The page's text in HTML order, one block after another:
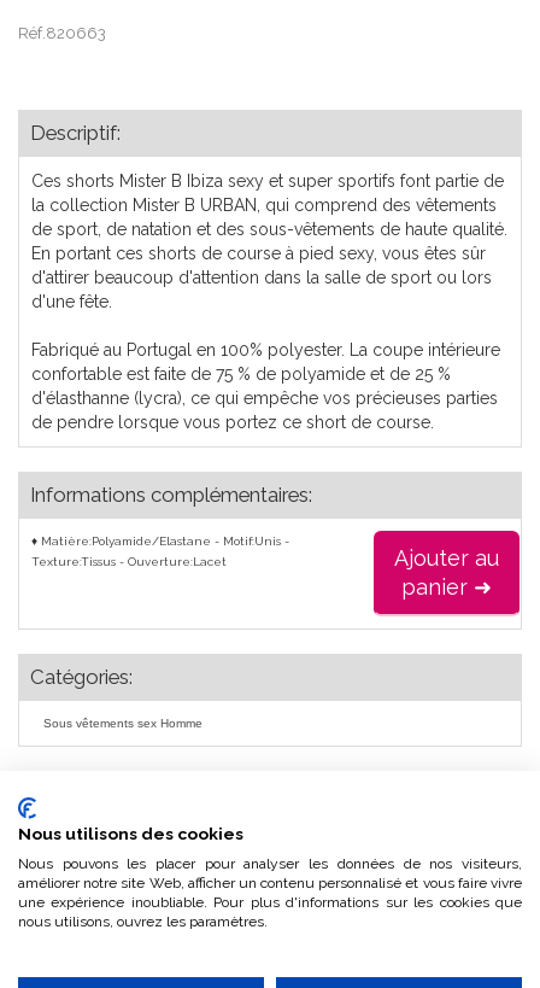
Réf.820663
Descriptif:
Ces shorts Mister B Ibiza sexy et super sportifs font partie de
la collection Mister B URBAN, qui comprend des vêtements
de sport, de natation et des sous-vêtements de haute qualité.
En portant ces shorts de course à pied sexy, vous êtes sûr
d'attirer beaucoup d'attention dans la salle de sport ou lors
d'une fête.
Fabriqué au Portugal en 100% polyester. La coupe intérieure
confortable est faite de 75 % de polyamide et de 25 %
d'élasthanne (lycra), ce qui empêche vos précieuses parties
de pendre lorsque vous portez ce short de course.
Informations complémentaires:
♦ Matière:Polyamide/Elastane - Motif:Unis -
Texture:Tissus - Ouverture:Lacet
Ajouter au
panier ➜
Catégories:
Sous vêtements sex Homme
Commandez aussi par téléphone: 01 30 40 15 50, (tarif local ou gratuit selon votre opérateur),
du lundi au samedi, de 9H00 à 12H00 et de 13H00 à 20H00. Le samedi et le dimanche de 8H00 à
Une exclusivité sur le marché des boutiques gay en France: le descriptif de chacun de nos articles
Nous utilisons des cookies
Nous pouvons les placer pour analyser les données de nos visiteurs,
améliorer notre site Web, afficher un contenu personnalisé et vous faire vivre
une expérience inoubliable. Pour plus d'informations sur les cookies que
nous utilisons, ouvrez les paramètres.